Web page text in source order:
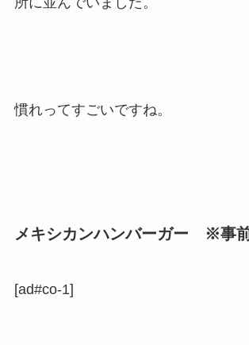
慣れってすごいですね。
メキシカンハンバーガー ※事
[ad#co-1]